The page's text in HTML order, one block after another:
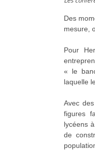
Des
mesure,
Pour
« le
laquelle
Avec
figures
lycéens
de